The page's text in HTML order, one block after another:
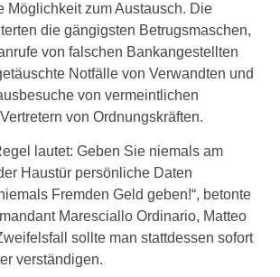
Möglichkeit zum Austausch. Die
die gängigsten Betrugsmaschen,
von falschen Bankangestellten
Notfälle von Verwandten und
von vermeintlichen
von Ordnungskräften.
lautet: Geben Sie niemals am
Haustür persönliche Daten
Fremden Geld geben!“, betonte
Maresciallo Ordinario, Matteo
sollte man stattdessen sofort
verständigen.